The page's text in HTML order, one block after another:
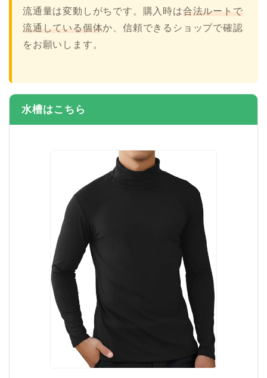
流通量は変動しがちです。購入時は合法ルートで
流通している個体か、信頼できるショップで確認
をお願いします。
水槽はこちら